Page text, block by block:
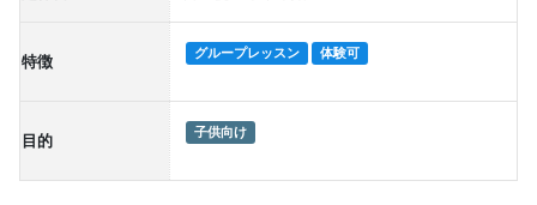
特徴 グループレッスン 体験可
目的 子供向け